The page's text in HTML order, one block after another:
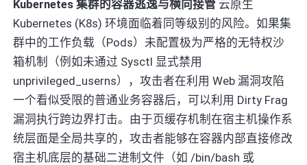
Kubernetes 集群的容器逃逸与横向接管 云原生
Kubernetes (K8s) 环境面临着同等级别的风险。如果集
群中的工作负载（Pods）未配置极为严格的无特权沙
箱机制（例如未通过 Sysctl 显式禁用
unprivileged_userns），攻击者在利用 Web 漏洞攻陷
一个看似受限的普通业务容器后，可以利用 Dirty Frag
漏洞执行跨边界打击。由于页缓存机制在宿主机操作系
统层面是全局共享的，攻击者能够在容器内部直接修改
宿主机底层的基础二进制文件（如 /bin/bash 或